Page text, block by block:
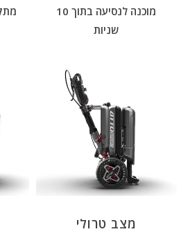
מוכנה לנסיעה בתוך 10
שניות
מצב טרולי